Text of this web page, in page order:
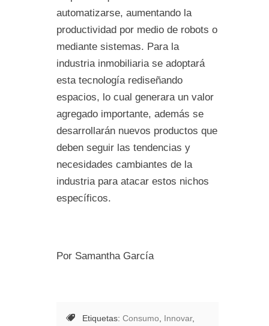
automatizarse, aumentando la
productividad por medio de robots o
mediante sistemas. Para la
industria inmobiliaria se adoptará
esta tecnología rediseñando
espacios, lo cual generara un valor
agregado importante, además se
desarrollarán nuevos productos que
deben seguir las tendencias y
necesidades cambiantes de la
industria para atacar estos nichos
específicos.
Por Samantha García
Etiquetas: Consumo, Innovar,